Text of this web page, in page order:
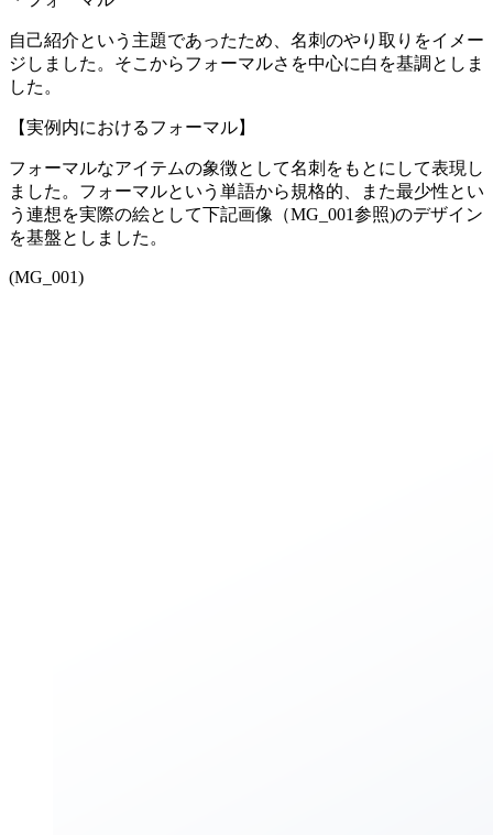
自己紹介という主題であったため、名刺のやり取りをイメー
ジしました。そこからフォーマルさを中心に白を基調としま
した。
【実例内におけるフォーマル】
フォーマルなアイテムの象徴として名刺をもとにして表現し
ました。フォーマルという単語から規格的、また最少性とい
う連想を実際の絵として下記画像（MG_001参照)のデザイン
を基盤としました。
(MG_001)